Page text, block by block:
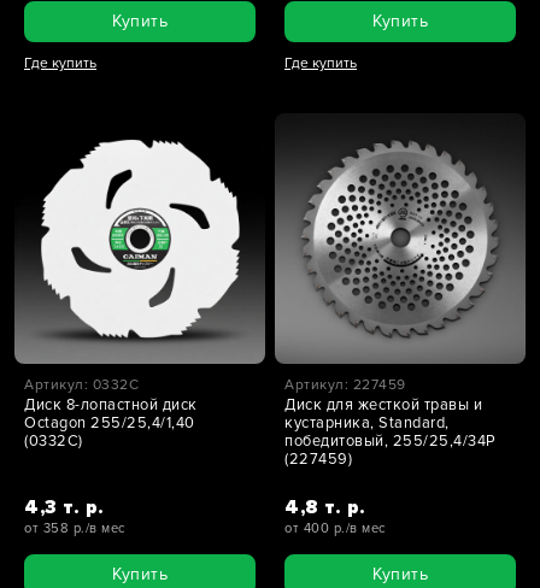
Купить
Где купить
Купить
Где купить
Артикул: 0332C
Диск 8-лопастной диск
Octagon 255/25,4/1,40
(0332C)
4,3 т. р.
от 358 р./в мес
Купить
Артикул: 227459
Диск для жесткой травы и
кустарника, Standard,
победитовый, 255/25,4/34P
(227459)
4,8 т. р.
от 400 р./в мес
Купить